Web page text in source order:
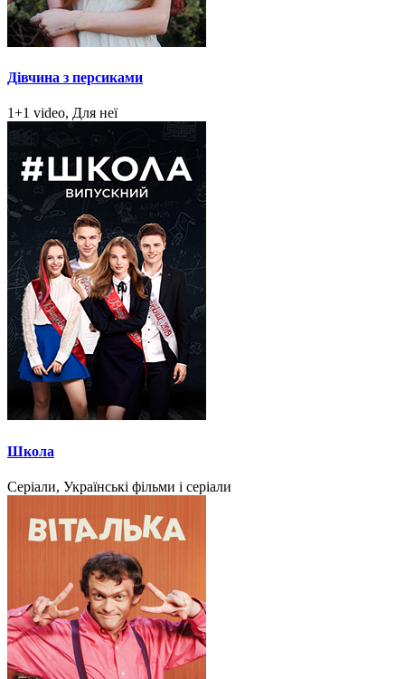
Дівчина з персиками
1+1 video, Для неї
Школа
Серіали, Українські фільми і серіали